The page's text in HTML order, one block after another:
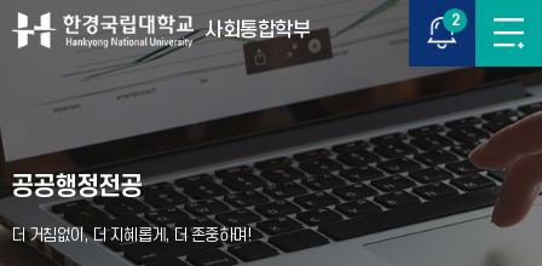
사회통합학부 2
공공행정전공